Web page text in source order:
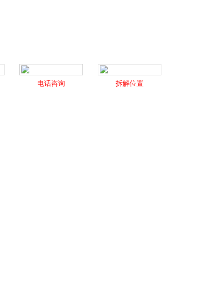
拆解位置
电话咨询